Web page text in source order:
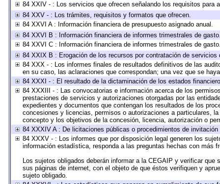
84 XXIV - : Los servicios que ofrecen señalando los requisitos para
84 XXV - : Los trámites, requisitos y formatos que ofrecen.
84 XXVI A : Información financiera de presupuesto asignado anual.
84 XXVI B : Información financiera de informes trimestrales de
84 XXVI C : Información financiera de informes trimestrales de
84 XXIX B : Erogación de los recursos por contratación de
84 XXX - : Los informes finales de resultados definitivos de las
en su caso, las aclaraciones que correspondan; una vez que se
84 XXXI - : El resultado de la dictaminación de los estados
84 XXXIII - : Las convocatorias e información acerca de los
prestaciones de servicios y autorizaciones otorgadas por las
expedientes y documentos que contengan los resultados de los
concesiones y licencias, permisos o autorizaciones a particulares,
concepto y los objetivos de la concesión, licencia, autorización o
84 XXXIV A : De licitaciones públicas o procedimientos de invitación
84 XXXV - : Los informes que por disposición legal generen los
información estadística, responda a las preguntas hechas con más
Los sujetos obligados deberán informar a la CEGAIP y verificar
sus páginas de internet, con el objeto de que éstos verifiquen y
sujeto obligado.